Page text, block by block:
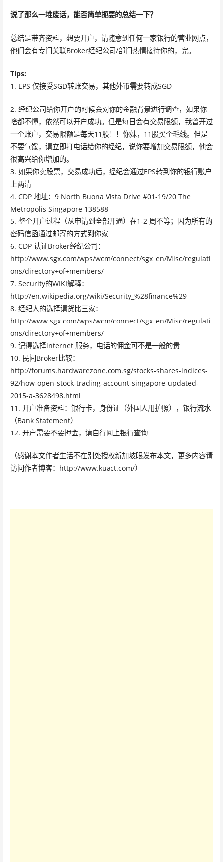
说了那么一堆废话，能否简单扼要的总结一下？
总结是带齐资料，想要开户，请随意到任何一家银行的营业网点，
他们会有专门关联Broker经纪公司/部门热情接待你的，完。
Tips:
1. EPS 仅接受SGD转账交易，其他外币需要转成SGD
2. 经纪公司给你开户的时候会对你的金融背景进行调查，如果你
啥都不懂，依然可以开户成功。但是每日会有交易限额，我曾开过
一个账户，交易限额是每天11股！！你妹，11股买个毛线。但是
不要气馁，请立即打电话给你的经纪，说你要增加交易限额，他会
很高兴给你增加的。
3. 如果你卖股票，交易成功后，经纪会通过EPS转到你的银行账户
上两清
4. CDP 地址：9 North Buona Vista Drive #01-19/20 The
Metropolis Singapore 138588
5. 整个开户过程（从申请到全部开通）在1-2 周不等；因为所有的
密码信函通过邮寄的方式到你家
6. CDP 认证Broker经纪公司：
http://www.sgx.com/wps/wcm/connect/sgx_en/Misc/regulati
ons/directory+of+members/
7. Security的WIKI解释：
http://en.wikipedia.org/wiki/Security_%28finance%29
8. 经纪人的选择请货比三家：
http://www.sgx.com/wps/wcm/connect/sgx_en/Misc/regulati
ons/directory+of+members/
9. 记得选择internet 服务，电话的佣金可不是一般的贵
10. 民间Broker比较：
http://forums.hardwarezone.com.sg/stocks-shares-indices-
92/how-open-stock-trading-account-singapore-updated-
2015-a-3628498.html
11. 开户准备资料：银行卡，身份证（外国人用护照），银行流水
（Bank Statement）
12. 开户需要不要押金，请自行网上银行查询
（感谢本文作者生活不在别处授权新加坡眼发布本文，更多内容请
访问作者博客：http://www.kuact.com/）